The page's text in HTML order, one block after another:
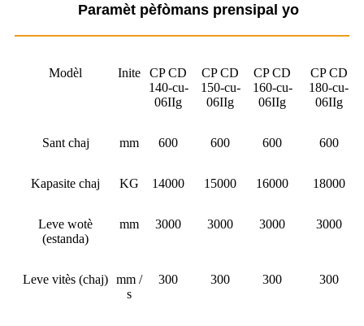
Paramèt pèfòmans prensipal yo
Modèl Inite
CP CD
140-cu-
06IIg
CP CD
150-cu-
06IIg
CP CD
160-cu-
06IIg
CP CD
180-cu-
06IIg
Sant chaj mm 600 600 600 600
Kapasite chaj KG 14000 15000 16000 18000
Leve wotè
(estanda)
mm 3000 3000 3000 3000
Leve vitès (chaj) mm /
s
300 300 300 300